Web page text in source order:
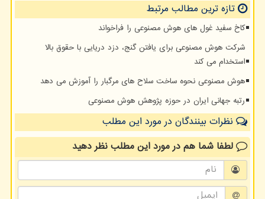
تازه ترین مطالب مرتبط
کاخ سفید غول های هوش مصنوعی را فراخواند
شرکت هوش مصنوعی برای یافتن گنج، دزد دریایی با حقوق بالا
استخدام می کند
هوش مصنوعی نحوه ساخت سلاح های مرگبار را آموزش می دهد
رتبه جهانی ایران در حوزه پژوهش هوش مصنوعی
نظرات بینندگان در مورد این مطلب
لطفا شما همدر مورد این مطلبنظر دهید